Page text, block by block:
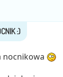
nocnikowa